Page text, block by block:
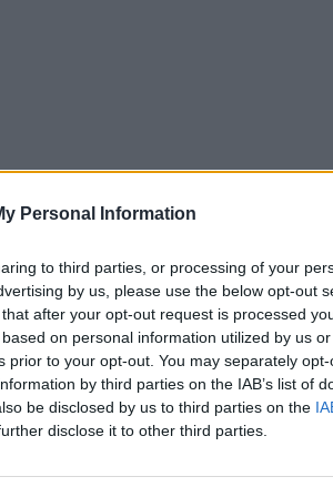
Personal Information
to third parties, or processing of your
by us, please use the below opt-out
after your opt-out request is processed
on personal information utilized by us
prior to your opt-out. You may separately
by third parties on the IAB’s list of
be disclosed by us to third parties on the
disclose it to other third parties.